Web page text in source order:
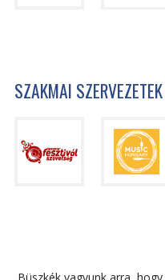
SZAKMAI SZERVEZETEK
Büszkék vagyunk arra,